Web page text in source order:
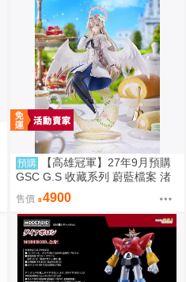
預購
【高雄冠軍】27年9月預購
GSC G.S 收藏系列 蔚藍檔案 渚
花香微笑 1/7 免訂金0928
售價 4900